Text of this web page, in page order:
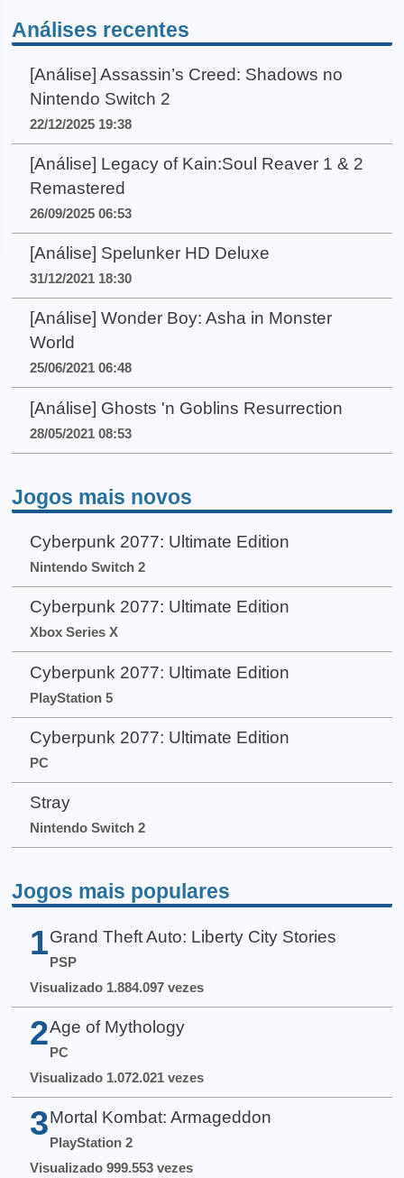
Análises recentes
[Análise] Assassin’s Creed: Shadows no
Nintendo Switch 2
22/12/2025 19:38
[Análise] Legacy of Kain:Soul Reaver 1 & 2
Remastered
26/09/2025 06:53
[Análise] Spelunker HD Deluxe
31/12/2021 18:30
[Análise] Wonder Boy: Asha in Monster
World
25/06/2021 06:48
[Análise] Ghosts 'n Goblins Resurrection
28/05/2021 08:53
Jogos mais novos
Cyberpunk 2077: Ultimate Edition
Nintendo Switch 2
Cyberpunk 2077: Ultimate Edition
Xbox Series X
Cyberpunk 2077: Ultimate Edition
PlayStation 5
Cyberpunk 2077: Ultimate Edition
PC
Stray
Nintendo Switch 2
Jogos mais populares
1 Grand Theft Auto: Liberty City Stories
PSP
Visualizado 1.884.097 vezes
2 Age of Mythology
PC
Visualizado 1.072.021 vezes
3 Mortal Kombat: Armageddon
PlayStation 2
Visualizado 999.553 vezes